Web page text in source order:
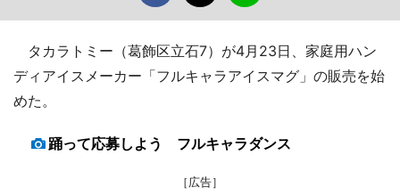
タカラトミー（葛飾区立石7）が4月23日、家庭用ハン
ディアイスメーカー「フルキャラアイスマグ」の販売を始
めた。
踊って応募しよう フルキャラダンス
［広告］